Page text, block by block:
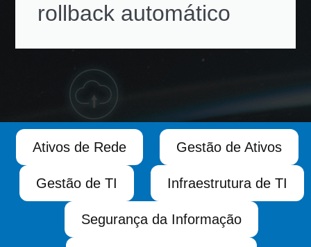
rollback automático
Ativos de Rede Gestão de Ativos
Gestão de TI Infraestrutura de TI
Segurança da Informação